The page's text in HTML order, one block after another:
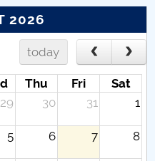
2026
today
Thu Fri
Sat
29 30 31 1
5 6 7 8